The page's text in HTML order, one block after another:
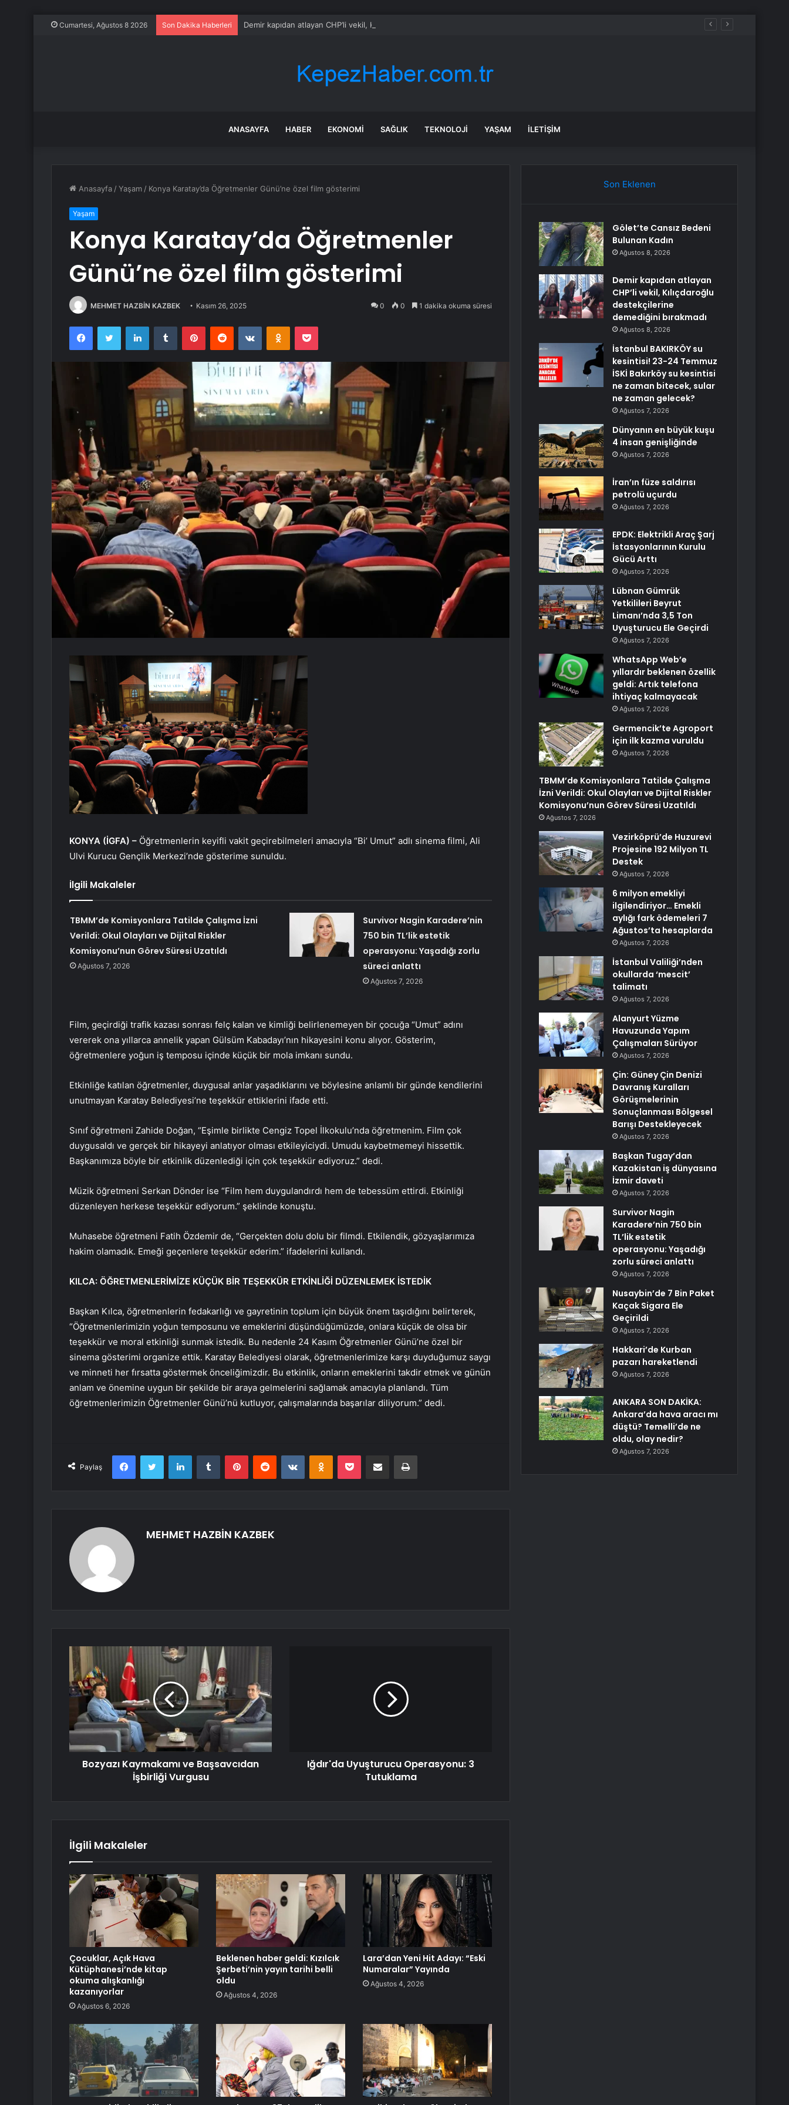
Cumartesi, Ağustos 8 2026 Son Dakika Haberleri Demir kapıdan atlayan CHP’li vekil, Kılıçdaroğlu destekçilerine demediğini bırakmadı
ANASAYFA HABER EKONOMI SAĞLIK TEKNOLOJI YAŞAM İLETIŞIM
Anasayfa /Yaşam / Konya Karatay’da Öğretmenler Günü’ne özel film gösterimi
Yaşam
Konya Karatay’da Öğretmenler
Günü’ne özel film gösterimi
MEHMET HAZBİN KAZBEK Kasım 26, 2025 0 0 1 dakika okuma süresi
FacebookTwitter LinkedInTumblr PinterestReddit VKontakteOdnoklassniki
Pocket
KONYA (İGFA) – Öğretmenlerin keyifli vakit geçirebilmeleri amacıyla “Bi’ Umut” adlı sinema filmi, Ali
Ulvi Kurucu Gençlik Merkezi’nde gösterime sunuldu.
İlgili Makaleler
TBMM’de Komisyonlara Tatilde Çalışma İzni
Verildi: Okul Olayları ve Dijital Riskler
Komisyonu’nun Görev Süresi Uzatıldı
Ağustos 7, 2026
Survivor Nagin Karadere’nin
750 bin TL’lik estetik
operasyonu: Yaşadığı zorlu
süreci anlattı
Ağustos 7, 2026
Film, geçirdiği trafik kazası sonrası felç kalan ve kimliği belirlenemeyen bir çocuğa “Umut” adını
vererek ona yıllarca annelik yapan Gülsüm Kabadayı’nın hikayesini konu alıyor. Gösterim,
öğretmenlere yoğun iş temposu içinde küçük bir mola imkanı sundu.
Etkinliğe katılan öğretmenler, duygusal anlar yaşadıklarını ve böylesine anlamlı bir günde kendilerini
unutmayan Karatay Belediyesi’ne teşekkür ettiklerini ifade etti.
Sınıf öğretmeni Zahide Doğan, “Eşimle birlikte Cengiz Topel İlkokulu’nda öğretmenim. Film çok
duygusaldı ve gerçek bir hikayeyi anlatıyor olması etkileyiciydi. Umudu kaybetmemeyi hissettik.
Başkanımıza böyle bir etkinlik düzenlediği için çok teşekkür ediyoruz.” dedi.
Müzik öğretmeni Serkan Dönder ise “Film hem duygulandırdı hem de tebessüm ettirdi. Etkinliği
düzenleyen herkese teşekkür ediyorum.” şeklinde konuştu.
Muhasebe öğretmeni Fatih Özdemir de, “Gerçekten dolu dolu bir filmdi. Etkilendik, gözyaşlarımıza
hakim olamadık. Emeği geçenlere teşekkür ederim.” ifadelerini kullandı.
KILCA: ÖĞRETMENLERİMİZE KÜÇÜK BİR TEŞEKKÜR ETKİNLİĞİ DÜZENLEMEK İSTEDİK
Başkan Kılca, öğretmenlerin fedakarlığı ve gayretinin toplum için büyük önem taşıdığını belirterek,
“Öğretmenlerimizin yoğun temposunu ve emeklerini düşündüğümüzde, onlara küçük de olsa bir
teşekkür ve moral etkinliği sunmak istedik. Bu nedenle 24 Kasım Öğretmenler Günü’ne özel bir
sinema gösterimi organize ettik. Karatay Belediyesi olarak, öğretmenlerimize karşı duyduğumuz saygı
ve minneti her fırsatta göstermek önceliğimizdir. Bu etkinlik, onların emeklerini takdir etmek ve günün
anlam ve önemine uygun bir şekilde bir araya gelmelerini sağlamak amacıyla planlandı. Tüm
öğretmenlerimizin Öğretmenler Günü’nü kutluyor, çalışmalarında başarılar diliyorum.” dedi.
Paylaş
FacebookTwitter LinkedInTumblr PinterestReddit VKontakteOdnoklassniki
Pocket E-Posta ile paylaş Yazdır
MEHMET HAZBİN KAZBEK
Bozyazı Kaymakamı ve Başsavcıdan
İşbirliği Vurgusu
Iğdır'da Uyuşturucu Operasyonu: 3
Tutuklama
İlgili Makaleler
Çocuklar, Açık Hava
Kütüphanesi’nde kitap
okuma alışkanlığı
kazanıyorlar
Ağustos 6, 2026
Beklenen haber geldi: Kızılcık
Şerbeti’nin yayın tarihi belli
oldu
Ağustos 4, 2026
Lara’dan Yeni Hit Adayı: “Eski
Numaralar” Yayında
Ağustos 4, 2026
Son Eklenen
Gölet’te Cansız Bedeni
Bulunan Kadın
Ağustos 8, 2026
Demir kapıdan atlayan
CHP’li vekil, Kılıçdaroğlu
destekçilerine
demediğini bırakmadı
Ağustos 8, 2026
İstanbul BAKIRKÖY su
kesintisi! 23-24 Temmuz
İSKİ Bakırköy su kesintisi
ne zaman bitecek, sular
ne zaman gelecek?
Ağustos 7, 2026
Dünyanın en büyük kuşu
4 insan genişliğinde
Ağustos 7, 2026
İran’ın füze saldırısı
petrolü uçurdu
Ağustos 7, 2026
EPDK: Elektrikli Araç Şarj
İstasyonlarının Kurulu
Gücü Arttı
Ağustos 7, 2026
Lübnan Gümrük
Yetkilileri Beyrut
Limanı’nda 3,5 Ton
Uyuşturucu Ele Geçirdi
Ağustos 7, 2026
WhatsApp Web’e
yıllardır beklenen özellik
geldi: Artık telefona
ihtiyaç kalmayacak
Ağustos 7, 2026
Germencik’te Agroport
için ilk kazma vuruldu
Ağustos 7, 2026
TBMM’de Komisyonlara Tatilde Çalışma
İzni Verildi: Okul Olayları ve Dijital Riskler
Komisyonu’nun Görev Süresi Uzatıldı
Ağustos 7, 2026
Vezirköprü’de Huzurevi
Projesine 192 Milyon TL
Destek
Ağustos 7, 2026
6 milyon emekliyi
ilgilendiriyor… Emekli
aylığı fark ödemeleri 7
Ağustos’ta hesaplarda
Ağustos 7, 2026
İstanbul Valiliği’nden
okullarda ‘mescit’
talimatı
Ağustos 7, 2026
Alanyurt Yüzme
Havuzunda Yapım
Çalışmaları Sürüyor
Ağustos 7, 2026
Çin: Güney Çin Denizi
Davranış Kuralları
Görüşmelerinin
Sonuçlanması Bölgesel
Barışı Destekleyecek
Ağustos 7, 2026
Başkan Tugay’dan
Kazakistan iş dünyasına
İzmir daveti
Ağustos 7, 2026
Survivor Nagin
Karadere’nin 750 bin
TL’lik estetik
operasyonu: Yaşadığı
zorlu süreci anlattı
Ağustos 7, 2026
Nusaybin’de 7 Bin Paket
Kaçak Sigara Ele
Geçirildi
Ağustos 7, 2026
Hakkari’de Kurban
pazarı hareketlendi
Ağustos 7, 2026
ANKARA SON DAKİKA:
Ankara’da hava aracı mı
düştü? Temelli’de ne
oldu, olay nedir?
Ağustos 7, 2026